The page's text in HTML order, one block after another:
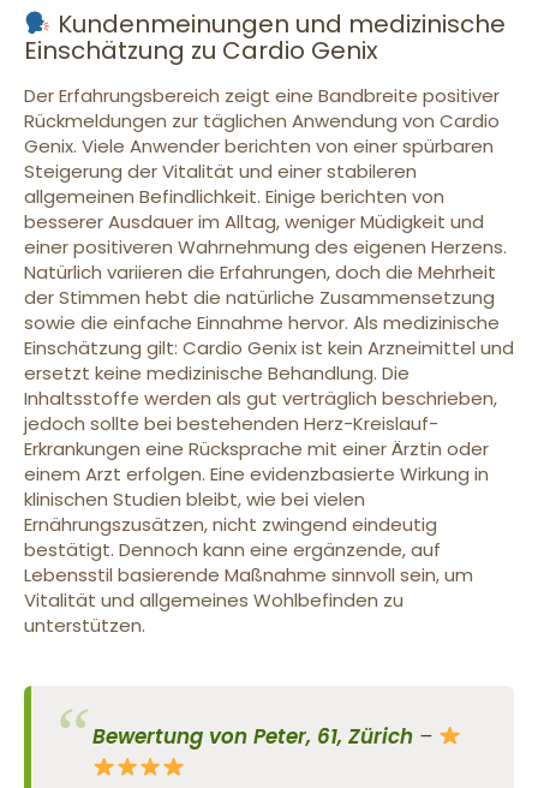
Kundenmeinungen und medizinische
Einschätzung zu Cardio Genix
Der Erfahrungsbereich zeigt eine Bandbreite positiver
Rückmeldungen zur täglichen Anwendung von Cardio
Genix. Viele Anwender berichten von einer spürbaren
Steigerung der Vitalität und einer stabileren
allgemeinen Befindlichkeit. Einige berichten von
besserer Ausdauer im Alltag, weniger Müdigkeit und
einer positiveren Wahrnehmung des eigenen Herzens.
Natürlich variieren die Erfahrungen, doch die Mehrheit
der Stimmen hebt die natürliche Zusammensetzung
sowie die einfache Einnahme hervor. Als medizinische
Einschätzung gilt: Cardio Genix ist kein Arzneimittel und
ersetzt keine medizinische Behandlung. Die
Inhaltsstoffe werden als gut verträglich beschrieben,
jedoch sollte bei bestehenden Herz-Kreislauf-
Erkrankungen eine Rücksprache mit einer Ärztin oder
einem Arzt erfolgen. Eine evidenzbasierte Wirkung in
klinischen Studien bleibt, wie bei vielen
Ernährungszusätzen, nicht zwingend eindeutig
bestätigt. Dennoch kann eine ergänzende, auf
Lebensstil basierende Maßnahme sinnvoll sein, um
Vitalität und allgemeines Wohlbefinden zu
unterstützen.
Bewertung von Peter, 61, Zürich –